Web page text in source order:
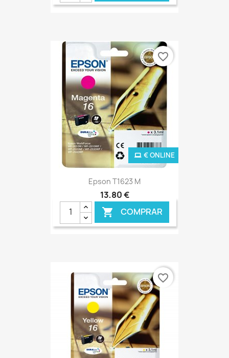
Epson T1623 M
13,80 €
 COMPRAR
€ ONLINE
favorite_border
favorite_border